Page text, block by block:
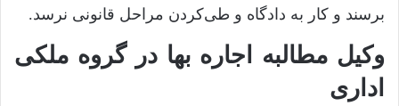
برسند و کار به دادگاه و طی‌کردن مراحل قانونی نرسد.
وکیل مطالبه اجاره بها در گروه ملکی
اداری